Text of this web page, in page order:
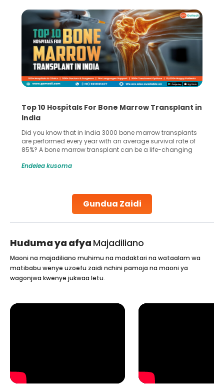
Gundua Zaidi
Top 10 Hospitals For Bone Marrow Transplant in
India
Did you know that in India 3000 bone marrow transplants
are performed every year with an average survival rate of
85%? A bone marrow transplant can be a life-changing
make all the difference. India has some of the world’s
Endelea kusoma
Huduma ya afya Majadiliano
Maoni na majadiliano muhimu na madaktari na wataalam wa
matibabu wenye uzoefu zaidi nchini pamoja na maoni ya
wagonjwa kwenye jukwaa letu.